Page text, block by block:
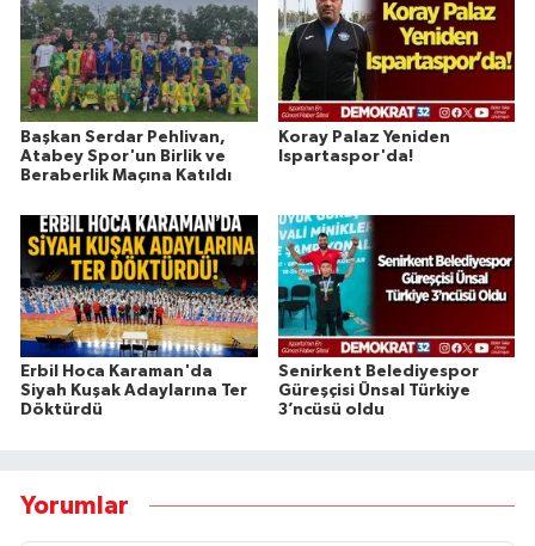
Başkan Serdar Pehlivan,
Atabey Spor'un Birlik ve
Beraberlik Maçına Katıldı
Koray Palaz Yeniden
Ispartaspor'da!
Erbil Hoca Karaman'da
Siyah Kuşak Adaylarına Ter
Döktürdü
Senirkent Belediyespor
Güreşçisi Ünsal Türkiye
3’ncüsü oldu
Yorumlar